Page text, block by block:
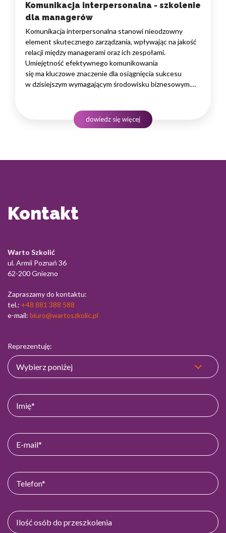
Komunikacja interpersonalna - szkolenie
dla managerów
Komunikacja interpersonalna stanowi nieodzowny
element skutecznego zarządzania, wpływając na jakość
relacji między managerami oraz ich zespołami.
Umiejętność efektywnego komunikowania
się ma kluczowe znaczenie dla osiągnięcia sukcesu
w dzisiejszym wymagającym środowisku biznesowym.
motywowanie pracowników i rozwiązywanie konfliktów.
W niniejszym artykule skupimy się na istocie komunikacji
dowiedz się więcej
Kontakt
Warto Szkolić
ul. Armii Poznań 36
62-200 Gniezno
Zapraszamy do kontaktu:
tel.: +48 881 388 588
e-mail: biuro@wartoszkolic.pl
Reprezentuję: